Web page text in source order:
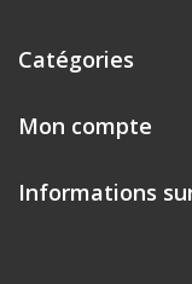
Catégories
Mon compte
Informations